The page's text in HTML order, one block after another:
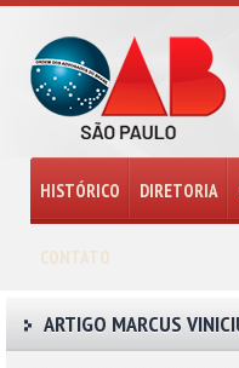
HISTÓRICO DIRETORIA
CONTATO
ARTIGO MARCUS